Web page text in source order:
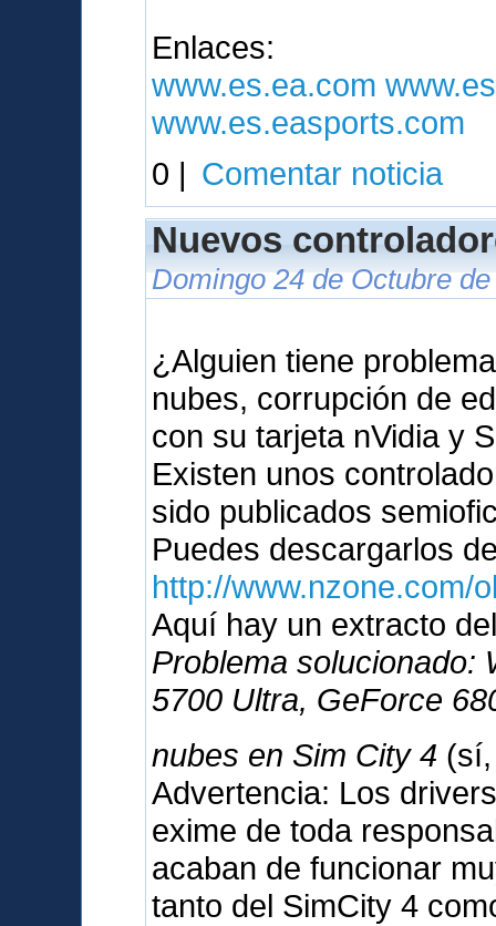
Enlaces:
www.es.ea.com
www.es.easports.com
0 | Comentar noticia
Nuevos
Domingo 24 de Octubre
¿Alguien tiene
nubes, corrupción de
con su tarjeta nVidia y
Existen unos
sido publicados
Puedes descargarlos
http://www.nzone.com/
Aquí hay un extracto
Problema solucionado:
5700 Ultra, GeForce
nubes en Sim City 4
Advertencia: Los
exime de toda
acaban de funcionar
tanto del SimCity 4